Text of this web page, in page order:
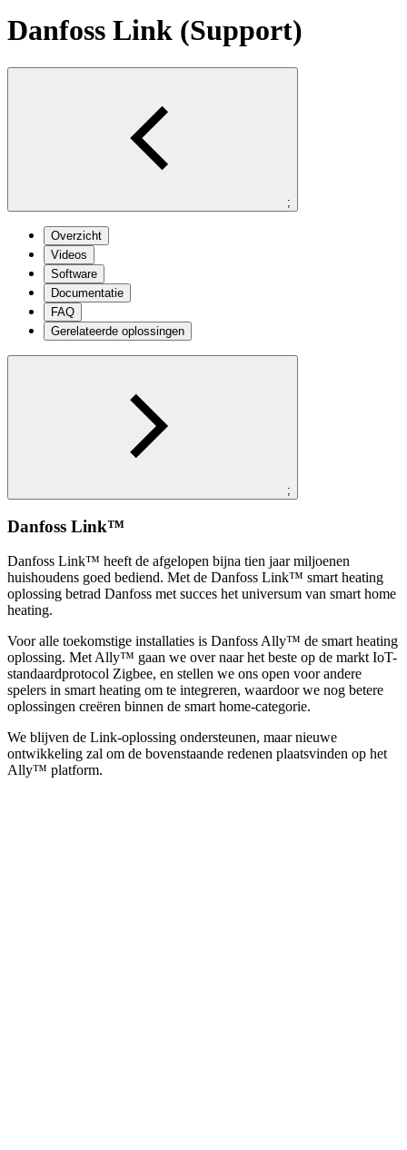
Danfoss Link (Support)
;
Overzicht
Videos
Software
Documentatie
FAQ
Gerelateerde oplossingen
;
Danfoss Link™
Danfoss Link™ heeft de afgelopen bijna tien jaar miljoenen
huishoudens goed bediend. Met de Danfoss Link™ smart heating
oplossing betrad Danfoss met succes het universum van smart home
heating.
Voor alle toekomstige installaties is Danfoss Ally™ de smart heating
oplossing. Met Ally™ gaan we over naar het beste op de markt IoT-
standaardprotocol Zigbee, en stellen we ons open voor andere
spelers in smart heating om te integreren, waardoor we nog betere
oplossingen creëren binnen de smart home-categorie.
We blijven de Link-oplossing ondersteunen, maar nieuwe
ontwikkeling zal om de bovenstaande redenen plaatsvinden op het
Ally™ platform.